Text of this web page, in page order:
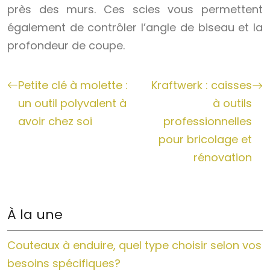
près des murs. Ces scies vous permettent
également de contrôler l’angle de biseau et la
profondeur de coupe.
Petite clé à molette :
un outil polyvalent à
avoir chez soi
Kraftwerk : caisses
à outils
professionnelles
pour bricolage et
rénovation
À la une
Couteaux à enduire, quel type choisir selon vos
besoins spécifiques?